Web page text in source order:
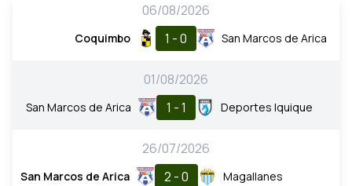
06/08/2026
Coquimbo 1 - 0 San Marcos de Arica
01/08/2026
San Marcos de Arica 1 - 1 Deportes Iquique
26/07/2026
San Marcos de Arica 2 - 0 Magallanes